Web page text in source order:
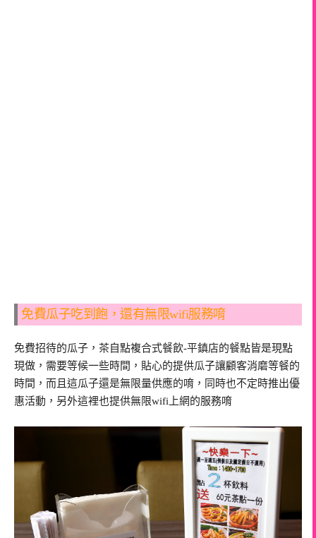
免費瓜子吃到飽，還有無限wifi服務唷
免費招待的瓜子，茶自點複合式餐飲-平鎮店的餐點皆是現點
現做，需要等候一些時間，貼心的提供瓜子讓顧客消磨等餐的
時間，而且這瓜子還是無限量供應的唷，同時也不定時推出優
惠活動，另外這裡也提供無限wifi上網的服務唷